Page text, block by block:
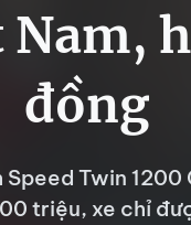
Nam,
đồng
Speed Twin
triệu, xe chỉ